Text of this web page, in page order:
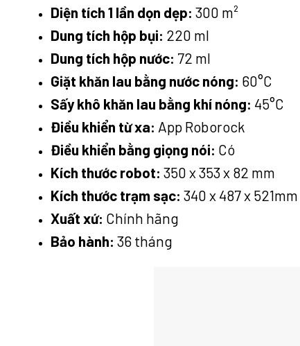
Diện tích 1 lần dọn dẹp: 300 m²
Dung tích hộp bụi: 220 ml
Dung tích hộp nước: 72 ml
Giặt khăn lau bằng nước nóng: 60°C
Sấy khô khăn lau bằng khí nóng: 45°C
Điều khiển từ xa: App Roborock
Điều khiển bằng giọng nói: Có
Kích thước robot: 350 x 353 x 82 mm
Kích thước trạm sạc: 340 x 487 x 521mm
Xuất xứ: Chính hãng
Bảo hành: 36 tháng